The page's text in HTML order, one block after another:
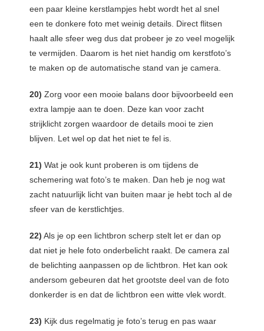
een paar kleine kerstlampjes hebt wordt het al snel
een te donkere foto met weinig details. Direct flitsen
haalt alle sfeer weg dus dat probeer je zo veel mogelijk
te vermijden. Daarom is het niet handig om kerstfoto’s
te maken op de automatische stand van je camera.
20) Zorg voor een mooie balans door bijvoorbeeld een
extra lampje aan te doen. Deze kan voor zacht
strijklicht zorgen waardoor de details mooi te zien
blijven. Let wel op dat het niet te fel is.
21) Wat je ook kunt proberen is om tijdens de
schemering wat foto’s te maken. Dan heb je nog wat
zacht natuurlijk licht van buiten maar je hebt toch al de
sfeer van de kerstlichtjes.
22) Als je op een lichtbron scherp stelt let er dan op
dat niet je hele foto onderbelicht raakt. De camera zal
de belichting aanpassen op de lichtbron. Het kan ook
andersom gebeuren dat het grootste deel van de foto
donkerder is en dat de lichtbron een witte vlek wordt.
23) Kijk dus regelmatig je foto’s terug en pas waar